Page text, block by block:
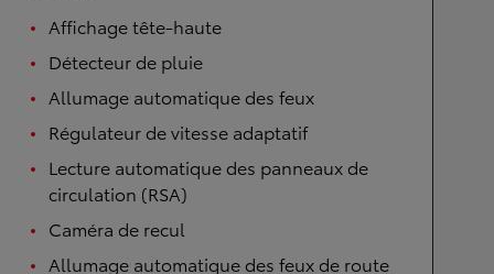
Affichage tête-haute
Détecteur de pluie
Allumage automatique des feux
Régulateur de vitesse adaptatif
Lecture automatique des panneaux de
circulation (RSA)
Caméra de recul
Allumage automatique des feux de route